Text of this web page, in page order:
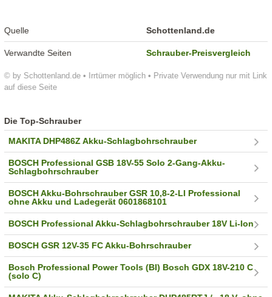
© by Schottenland.de • Irrtümer möglich • Private Verwendung nur mit Link
auf diese Seite
Quelle Schottenland.de
Verwandte Seiten Schrauber-Preisvergleich
Die Top-Schrauber
MAKITA DHP486Z Akku-Schlagbohrschrauber
BOSCH Professional GSB 18V-55 Solo 2-Gang-Akku-
Schlagbohrschrauber
BOSCH Akku-Bohrschrauber GSR 10,8-2-LI Professional
ohne Akku und Ladegerät 0601868101
BOSCH Professional Akku-Schlagbohrschrauber 18V Li-Ion
BOSCH GSR 12V-35 FC Akku-Bohrschrauber
Bosch Professional Power Tools (BI) Bosch GDX 18V-210 C
(solo C)